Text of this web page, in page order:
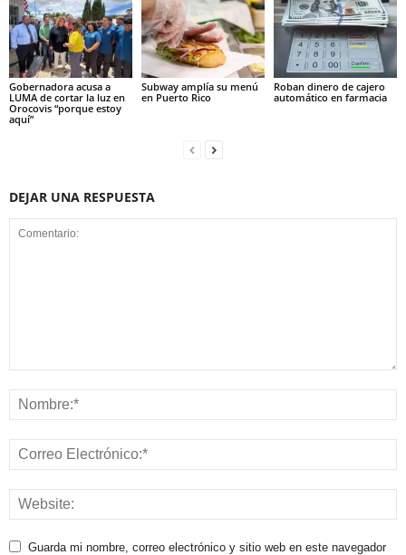
Gobernadora acusa a
LUMA de cortar la luz en
Orocovis “porque estoy
aquí”
Subway amplía su menú
en Puerto Rico
Roban dinero de cajero
automático en farmacia
DEJAR UNA RESPUESTA
Guarda mi nombre, correo electrónico y sitio web en este navegador